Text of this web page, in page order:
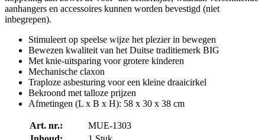
aanhangers en accessoires kunnen worden bevestigd (niet
inbegrepen).
Stimuleert op speelse wijze het plezier in bewegen
Bewezen kwaliteit van het Duitse traditiemerk BIG
Met knie-uitsparing voor grotere kinderen
Mechanische claxon
Traploze asbesturing voor een kleine draaicirkel
Bekroond met talloze prijzen
Afmetingen (L x B x H): 58 x 30 x 38 cm
Art. nr.:
MUE-1303